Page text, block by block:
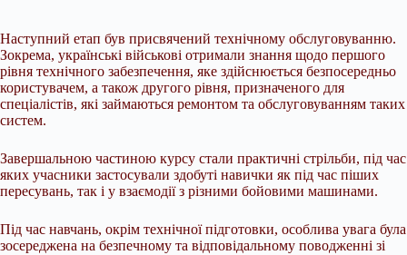
Наступний етап був присвячений технічному обслуговуванню.
Зокрема, українські військові отримали знання щодо першого
рівня технічного забезпечення, яке здійснюється безпосередньо
користувачем, а також другого рівня, призначеного для
спеціалістів, які займаються ремонтом та обслуговуванням таких
систем.
Завершальною частиною курсу стали практичні стрільби, під час
яких учасники застосували здобуті навички як під час піших
пересувань, так і у взаємодії з різними бойовими машинами.
Під час навчань, окрім технічної підготовки, особлива увага була
зосереджена на безпечному та відповідальному поводженні зі